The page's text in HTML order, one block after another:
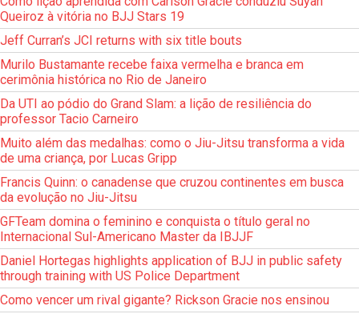
Queiroz à vitória no BJJ Stars 19
Jeff Curran’s JCI returns with six title bouts
Murilo Bustamante recebe faixa vermelha e branca em
cerimônia histórica no Rio de Janeiro
Da UTI ao pódio do Grand Slam: a lição de resiliência do
professor Tacio Carneiro
Muito além das medalhas: como o Jiu-Jitsu transforma a vida
de uma criança, por Lucas Gripp
Francis Quinn: o canadense que cruzou continentes em busca
da evolução no Jiu-Jitsu
GFTeam domina o feminino e conquista o título geral no
Internacional Sul-Americano Master da IBJJF
Daniel Hortegas highlights application of BJJ in public safety
through training with US Police Department
Como vencer um rival gigante? Rickson Gracie nos ensinou